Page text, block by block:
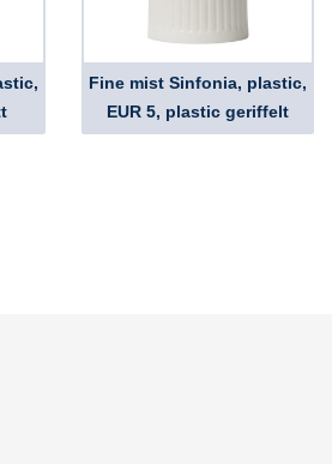
Fine mist Sinfonia, plastic,
EUR 5, plastic geriffelt